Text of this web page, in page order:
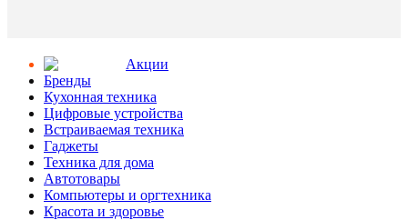
Aкции
Бренды
Кухонная техника
Цифровые устройства
Встраиваемая техника
Гаджеты
Техника для дома
Автотовары
Компьютеры и оргтехника
Красота и здоровье